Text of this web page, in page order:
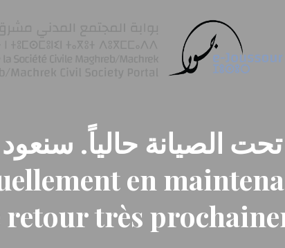
الصيانة حالياً.
en
retour très